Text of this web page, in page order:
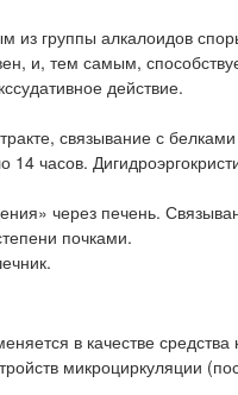
из группы алкалоидов
и, тем самым,
действие.
связывание с
часов.
через печень.
почками.
в качестве
микроциркуляции